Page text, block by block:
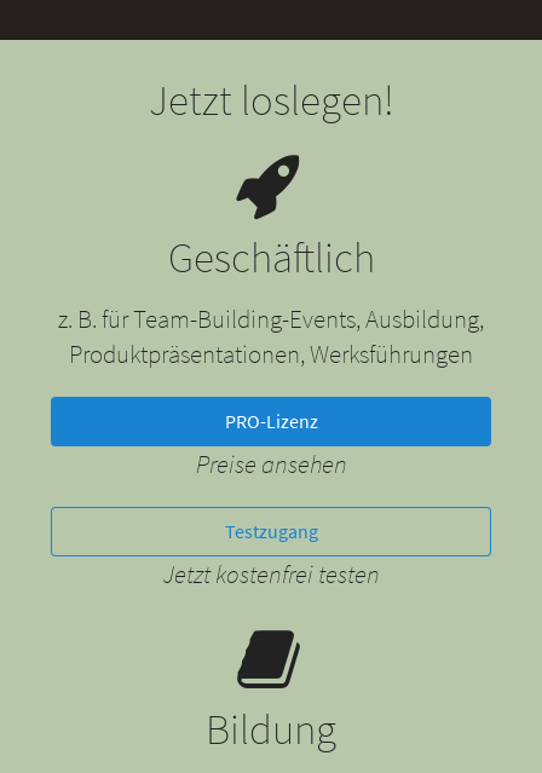
Jetzt loslegen!
Geschäftlich
z. B. für Team-Building-Events, Ausbildung,
Produktpräsentationen, Werksführungen
PRO-Lizenz
Preise ansehen
Testzugang
Jetzt kostenfrei testen
Bildung